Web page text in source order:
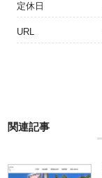
定休日
URL
関連記事